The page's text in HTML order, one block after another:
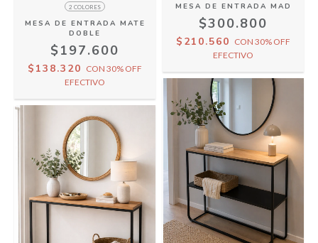
2 COLORES
MESA DE ENTRADA MATE
DOBLE
$197.600
$138.320 CON 30% OFF
EFECTIVO
MESA DE ENTRADA MAD
$300.800
$210.560 CON 30% OFF
EFECTIVO